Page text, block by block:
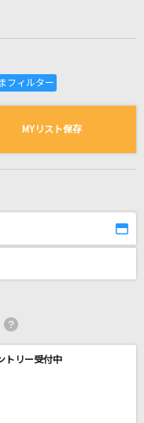
る曲の一覧
イク)
MYリスト保存
トリー受付中